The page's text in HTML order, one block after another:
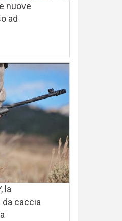
nuove
ad
la
caccia